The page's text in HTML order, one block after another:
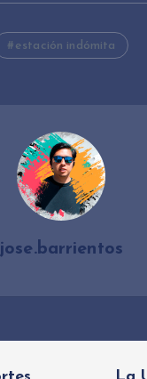
estación indómita
jose.barrientos